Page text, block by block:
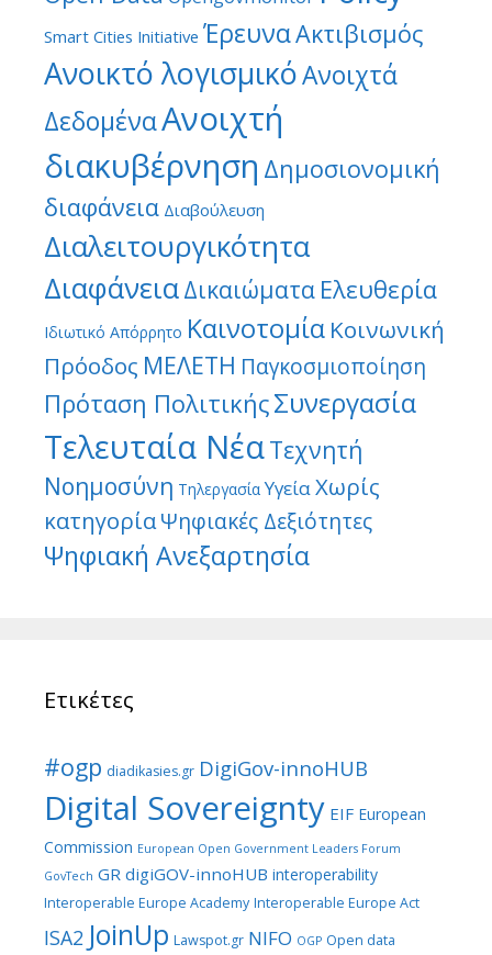
Smart Cities Initiative ΈρευναΑκτιβισμός
Ανοικτό λογισμικόΑνοιχτά
ΔεδομέναΑνοιχτή
διακυβέρνηση Δημοσιονομική
διαφάνεια Διαβούλευση
Διαλειτουργικότητα
ΔιαφάνειαΔικαιώματα Ελευθερία
Ιδιωτικό Απόρρητο Καινοτομία Κοινωνική
Πρόοδος ΜΕΛΕΤΗ Παγκοσμιοποίηση
Πρόταση ΠολιτικήςΣυνεργασία
Τελευταία ΝέαΤεχνητή
Νοημοσύνη Τηλεργασία ΥγείαΧωρίς
κατηγορίαΨηφιακές Δεξιότητες
Ψηφιακή Ανεξαρτησία
Ετικέτες
#ogp diadikasies.gr DigiGov-innoHUB
Digital Sovereignty EIF European
Commission European Open Government Leaders Forum
GovTech GR digiGOV-innoHUB interoperability
Interoperable Europe Academy Interoperable Europe Act
ISA2 JoinUp Lawspot.gr NIFO OGP Open data